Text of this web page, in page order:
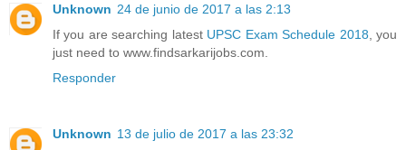
Unknown 24 de junio de 2017 a las 2:13
If you are searching latest UPSC Exam Schedule 2018 , you
just need to www.findsarkarijobs.com.
Responder
Unknown 13 de julio de 2017 a las 23:32